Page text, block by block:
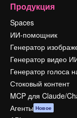
Продукция
Spaces
ИИ-помощник
Генератор
Генератор видео
Генератор голоса
Стоковый контент
MCP для Claude/
Агенты Новое